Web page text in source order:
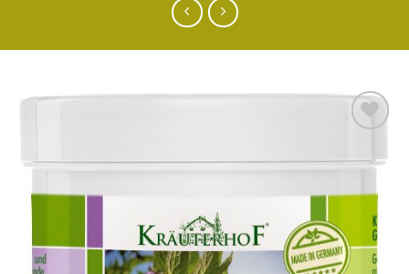
wishlist